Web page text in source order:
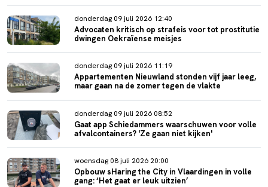
donderdag 09 juli 2026 12:40
Advocaten kritisch op strafeis voor tot prostitutie
dwingen Oekraïense meisjes
donderdag 09 juli 2026 11:19
Appartementen Nieuwland stonden vijf jaar leeg,
maar gaan na de zomer tegen de vlakte
donderdag 09 juli 2026 08:52
Gaat app Schiedammers waarschuwen voor volle
afvalcontainers? 'Ze gaan niet kijken'
woensdag 08 juli 2026 20:00
Opbouw sHaring the City in Vlaardingen in volle
gang: ‘Het gaat er leuk uitzien’